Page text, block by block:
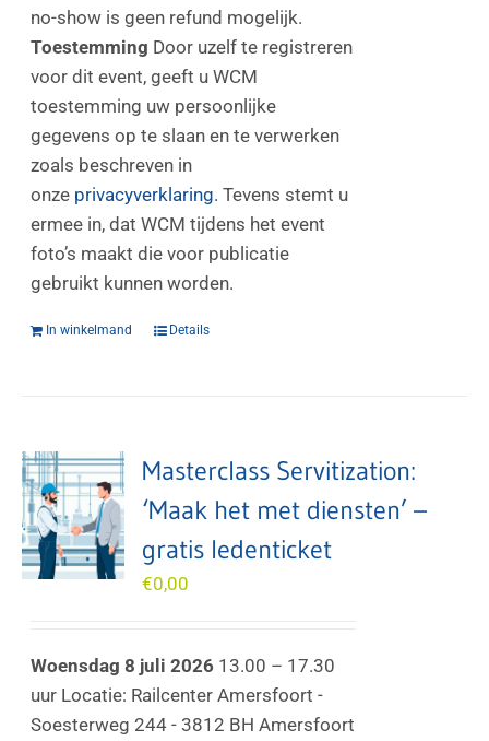
no-show is geen refund mogelijk.
Toestemming Door uzelf te registreren
voor dit event, geeft u WCM
toestemming uw persoonlijke
gegevens op te slaan en te verwerken
zoals beschreven in
onze privacyverklaring. Tevens stemt u
ermee in, dat WCM tijdens het event
foto’s maakt die voor publicatie
gebruikt kunnen worden.
In winkelmand Details
Masterclass Servitization:
‘Maak het met diensten’ –
gratis ledenticket
€0,00
Woensdag 8 juli 2026 13.00 – 17.30
uur Locatie: Railcenter Amersfoort -
Soesterweg 244 - 3812 BH Amersfoort